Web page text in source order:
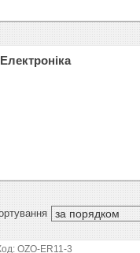
Електроніка
OZO-ER11-3